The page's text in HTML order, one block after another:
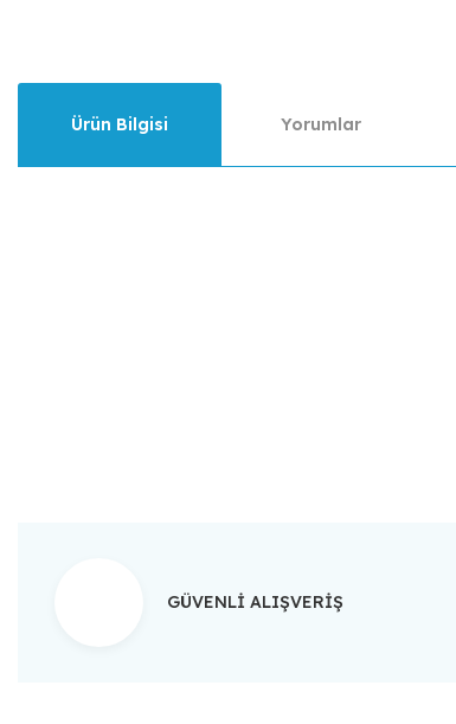
Ürün Bilgisi Yorumlar
GÜVENLİ ALIŞVERİŞ